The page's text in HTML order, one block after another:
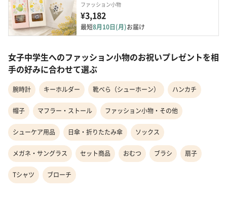
ファッション小物
¥3,182
最短8月10日(月)お届け
女子中学生へのファッション小物のお祝いプレゼントを相
手の好みに合わせて選ぶ
腕時計 キーホルダー 靴べら（シューホーン） ハンカチ
帽子 マフラー・ストール ファッション小物・その他
シューケア用品 日傘・折りたたみ傘 ソックス
メガネ・サングラス セット商品 おむつ ブラシ 扇子
Tシャツ ブローチ